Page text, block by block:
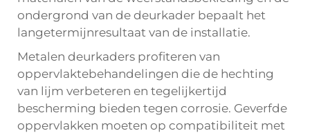
ondergrond van de deurkader bepaalt het
langetermijnresultaat van de installatie.
Metalen deurkaders profiteren van
oppervlaktebehandelingen die de hechting
van lijm verbeteren en tegelijkertijd
bescherming bieden tegen corrosie. Geverfde
oppervlakken moeten op compatibiliteit met